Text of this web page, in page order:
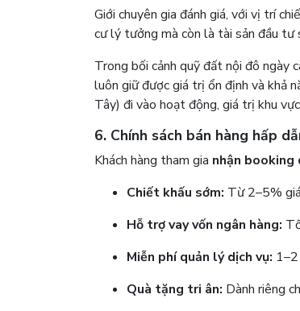
Giới chuyên gia đánh giá, với vị trí
cư lý tưởng mà còn là tài sản đầu tư
Trong bối cảnh quỹ đất nội đô ngày
luôn giữ được giá trị ổn định và khả
Tây) đi vào hoạt động, giá trị khu
6. Chính sách bán hàng hấp
Khách hàng tham gia nhận booking
Chiết khấu sớm: Từ 2–5%
Hỗ trợ vay vốn ngân hàng:
Miễn phí quản lý dịch vụ:
Quà tặng tri ân: Dành riêng